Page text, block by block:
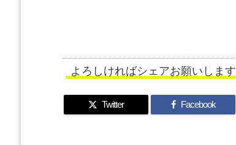
よろしければシェアお願いします
Twitter Facebook